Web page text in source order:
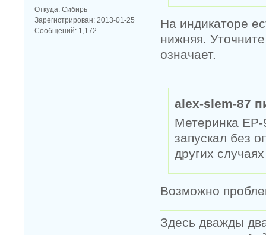
Откуда: Сибирь
Зарегистрирован: 2013-01-25
Сообщений: 1,172
На индикаторе
нижняя.
означает.
alex-slem-87
Метеринка
запускал без
других
Возможно
Здесь дважды